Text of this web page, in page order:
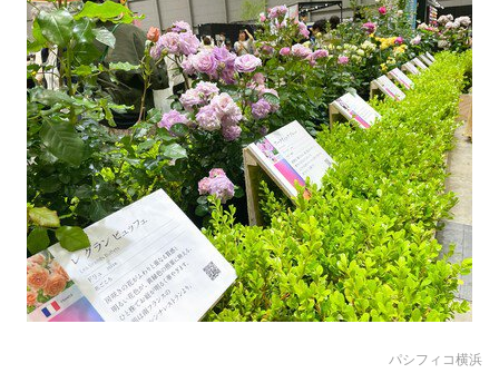
パシフィコ横浜